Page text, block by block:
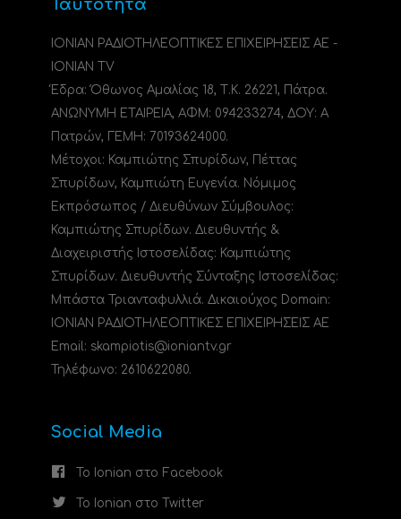
Ταυτότητα
ΙΟΝΙΑΝ ΡΑΔΙΟΤΗΛΕΟΠΤΙΚΕΣ ΕΠΙΧΕΙΡΗΣΕΙΣ ΑΕ -
IONIAN TV
Έδρα: Όθωνος Αμαλίας 18, Τ.Κ. 26221, Πάτρα.
ΑΝΩΝΥΜΗ ΕΤΑΙΡΕΙΑ, ΑΦΜ: 094233274, ΔΟΥ: A
Πατρών, ΓΕΜΗ: 70193624000.
Μέτοχοι: Καμπιώτης Σπυρίδων, Πέττας
Σπυρίδων, Καμπιώτη Ευγενία. Νόμιμος
Εκπρόσωπος / Διευθύνων Σύμβουλος:
Καμπιώτης Σπυρίδων. Διευθυντής &
Διαχειριστής Ιστοσελίδας: Καμπιώτης
Σπυρίδων. Διευθυντής Σύνταξης Ιστοσελίδας:
Μπάστα Τριανταφυλλιά. Δικαιούχος Domain:
ΙΟΝΙΑΝ ΡΑΔΙΟΤΗΛΕΟΠΤΙΚΕΣ ΕΠΙΧΕΙΡΗΣΕΙΣ ΑΕ
Email: skampiotis@ioniantv.gr
Τηλέφωνο: 2610622080.
Social Media
Το Ionian στο Facebook
Το Ionian στο Twitter